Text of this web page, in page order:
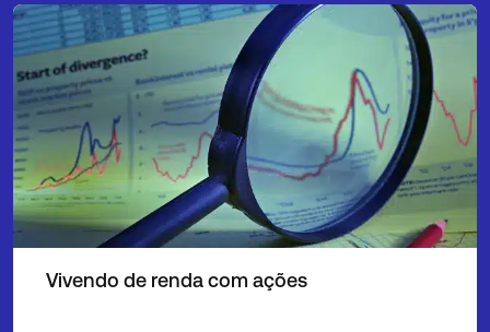
Vivendo de renda com ações